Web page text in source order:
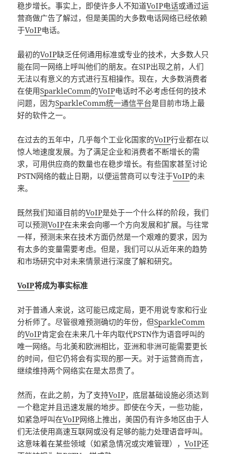
稳步增长。事实上，即使许多人不知道VoIP电话或通过运
营商做广告了解过，但是美国的大多数电话网络已经依赖
于VoIP电话。
最初的VoIP缺乏任何通用标准或专业的技术，大多数人只
能在同一网络上呼叫他们的朋友。在SIP出现之前，人们
无法以有意义的方式进行互相操作。现在，大多数消费者
在使用SparkleComm的VoIP电话时不必考虑任何的技术
问题，因为SparkleComm统一通信平台是目前市场上最
好的软件之一。
在过去的五年中，几乎每个工业化国家的VoIP行业都在以
惊人地速度发展。为了满足企业和消费者不断增长的需
求，可用供应商的数量也在稳步增长。有些国家甚至讨论
PSTN网络的截止日期，以便运营商可以专注于VoIP的未
来。
既然我们知道目前的VoIP是处于一个什么样的阶段，我们
可以预测VoIP在未来会向哪一个方向发展和扩展。与往常
一样，预测未来在技术方面仍然是一个艰难的要求，因为
有太多的变量需要考虑。但是，我们可以从近年来的趋势
和市场研究中对未来情景进行深度了解和研究。
VoIP将成为事实标准
对于普通人来说，这可能已成定局，更不用说专家和行业
分析师了。尽管很难预测确切的年份，但SparkleComm
的VoIP肯定会在未来几十年内取代PSTN作为语音呼叫的
唯一网络。与北美和欧洲相比，亚洲和非洲可能需要更长
的时间，但它仍将会有实现的那一天。对于运营商而言，
继续维持两个网络实在是太昂贵了。
然而，在此之前，为了支持VoIP，底层基础设施必须达到
一个稳定并且迅速发展的地步。即使在今天，一些功能，
如紧急呼叫在VoIP网络上推出，美国仍有许多地区由于人
们无法使用高速互联网或没有足够的能力处理语音呼叫。
这意味着在某些领域（如紧急情况或灾难管理），VoIP还